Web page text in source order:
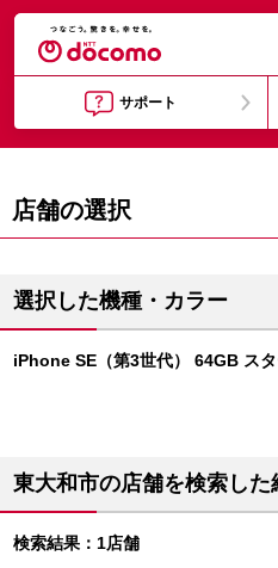
サポート
店舗の選択
選択した機種・カラー
iPhone SE（第3世代） 64GB ス
東大和市の店舗を検索し
検索結果：1店舗